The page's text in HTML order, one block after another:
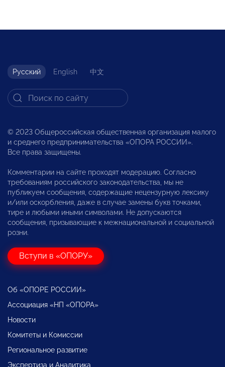
Русский English 中文
© 2023 Общероссийская общественная организация малого
и среднего предпринимательства «ОПОРА РОССИИ».
Все права защищены.
Комментарии на сайте проходят модерацию. Согласно
требованиям российского законодательства, мы не
публикуем сообщения, содержащие нецензурную лексику
и/или оскорбления, даже в случае замены букв точками,
тире и любыми иными символами. Не допускаются
сообщения, призывающие к межнациональной и социальной
розни.
Вступи в «ОПОРУ»
Об «ОПОРЕ РОССИИ»
Ассоциация «НП «ОПОРА»
Новости
Комитеты и Комиссии
Региональное развитие
Экспертиза и Аналитика